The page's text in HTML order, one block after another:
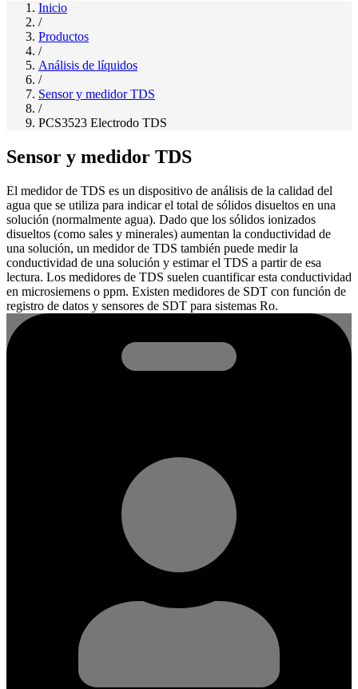
Inicio
/
Productos
/
Análisis de líquidos
/
Sensor y medidor TDS
/
PCS3523 Electrodo TDS
Sensor y medidor TDS
El medidor de TDS es un dispositivo de análisis de la calidad del
agua que se utiliza para indicar el total de sólidos disueltos en una
solución (normalmente agua). Dado que los sólidos ionizados
disueltos (como sales y minerales) aumentan la conductividad de
una solución, un medidor de TDS también puede medir la
conductividad de una solución y estimar el TDS a partir de esa
lectura. Los medidores de TDS suelen cuantificar esta conductividad
en microsiemens o ppm. Existen medidores de SDT con función de
registro de datos y sensores de SDT para sistemas Ro.